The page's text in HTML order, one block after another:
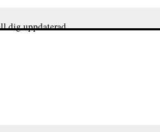
dig uppdaterad